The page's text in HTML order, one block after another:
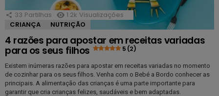
33 Partilhas 1.2k Visualizações
CRIANÇA
NUTRIÇÃO
4 razões para apostar em receitas variadas
para os seus filhos 5 (2)
Existem inúmeras razões para apostar em receitas variadas no momento
de cozinhar para os seus filhos. Venha com o Bebé a Bordo conhecer as
principais. A alimentação das crianças é uma parte importante para
garantir que cria crianças felizes, saudáveis e bem adaptadas.